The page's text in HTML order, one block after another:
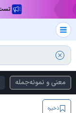
معنی و نمونه‌جمله
ذخیره